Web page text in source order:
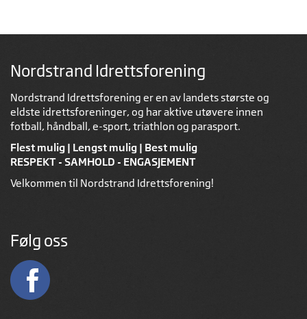
Nordstrand Idrettsforening
Nordstrand Idrettsforening er en av landets største og
eldste idrettsforeninger, og har aktive utøvere innen
fotball, håndball, e-sport, triathlon og parasport.
Flest mulig | Lengst mulig | Best mulig
RESPEKT - SAMHOLD - ENGASJEMENT
Velkommen til Nordstrand Idrettsforening!
Følg oss